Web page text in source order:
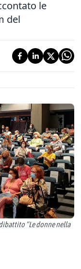
le
del
“Le donne nella